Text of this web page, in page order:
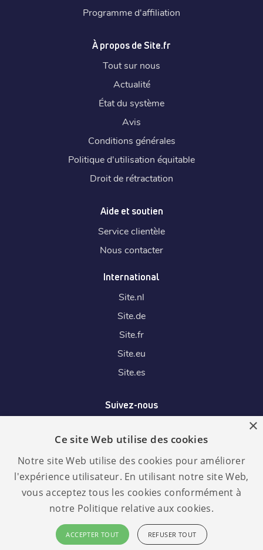
Langue :
RGPD
conforme
Programme d'affiliation
À propos de Site.fr
Tout sur nous
Actualité
État du système
Avis
Conditions générales
Politique d'utilisation équitable
Droit de rétractation
Aide et soutien
Service clientèle
Nous contacter
International
Site.nl
Site.de
Site.fr
Site.eu
Site.es
Suivez-nous
Nous acceptons
×
Ce site Web utilise des cookies
Notre site Web utilise des cookies pour améliorer
l'expérience utilisateur. En utilisant notre site Web,
vous acceptez tous les cookies conformément à
notre Politique relative aux cookies.
ACCEPTER TOUT REFUSER TOUT